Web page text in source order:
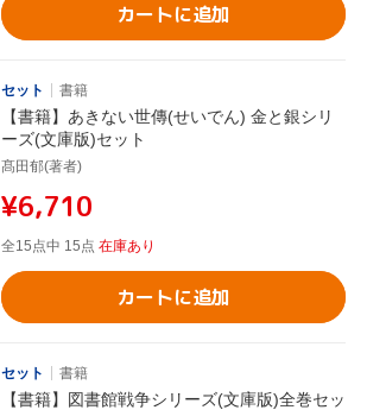
カートに追加
セット 書籍
【書籍】あきない世傳(せいでん) 金と銀シリ
ーズ(文庫版)セット
髙田郁(著者)
¥6,710
全15点中 15点 在庫あり
カートに追加
セット 書籍
【書籍】図書館戦争シリーズ(文庫版)全巻セッ